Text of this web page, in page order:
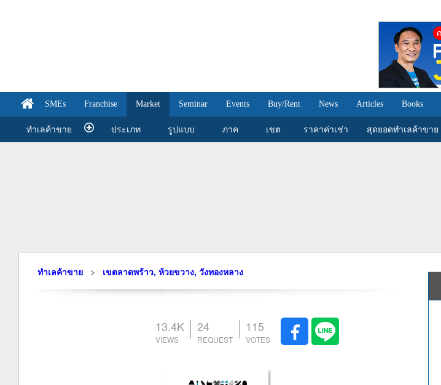
SMEs Franchise Market Seminar Events Buy/Rent News Articles Books
ทำเลค้าขาย ประเภท รูปแบบ ภาค เขต ราคาค่าเช่า สุดยอดทำเลค้าขาย
ทำเลค้าขาย เขตลาดพร้าว, ห้วยขวาง, วังทองหลาง
13.4K 24 115